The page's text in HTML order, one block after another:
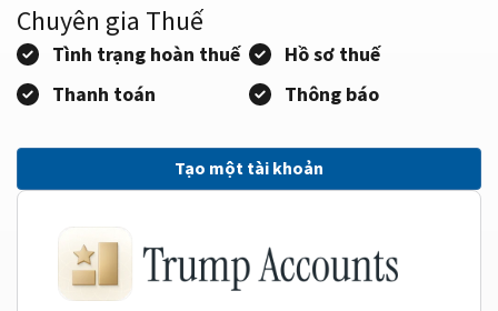
Chuyên gia Thuế
Tình trạng hoàn thuế
Hồ sơ thuế
Thanh toán
Thông báo
Tạo một tài khoản